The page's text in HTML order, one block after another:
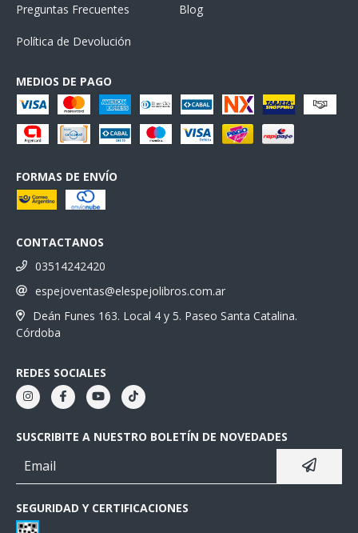
Preguntas Frecuentes Blog
Política de Devolución
MEDIOS DE PAGO
FORMAS DE ENVÍO
CONTACTANOS
03514242420
espejoventas@elespejolibros.com.ar
Deán Funes 163. Local 4 y 5. Paseo Santa Catalina.
Córdoba
REDES SOCIALES
SUSCRIBITE A NUESTRO BOLETÍN DE NOVEDADES
SEGURIDAD Y CERTIFICACIONES